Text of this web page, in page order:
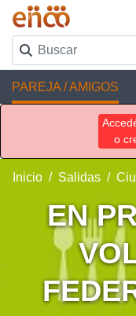
PAREJA / AMIGOS
o
Inicio Salidas
EN